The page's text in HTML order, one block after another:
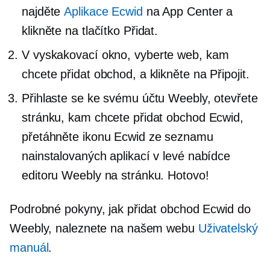
najděteAplikace Ecwid na App Center a
klikněte na tlačítko Přidat.
V vyskakovací okno, vyberte web, kam
chcete přidat obchod, a klikněte na Připojit.
Přihlaste se ke svému účtu Weebly, otevřete
stránku, kam chcete přidat obchod Ecwid,
přetáhněte ikonu Ecwid ze seznamu
nainstalovaných aplikací v levé nabídce
editoru Weebly na stránku. Hotovo!
Podrobné pokyny, jak přidat obchod Ecwid do
Weebly, naleznete na našem webu Uživatelský
manuál.